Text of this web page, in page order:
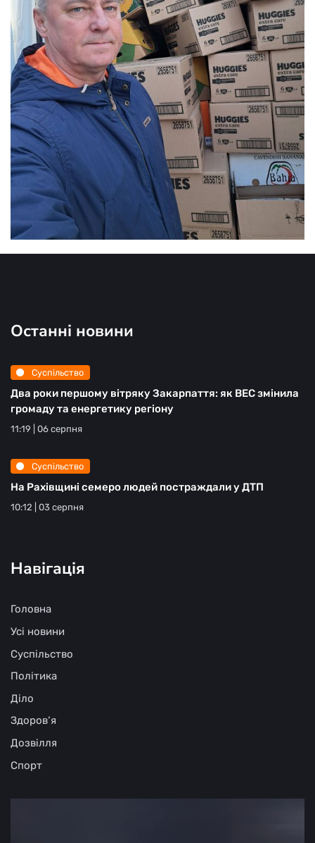
Останні новини
Суспільство
Два роки першому вітряку Закарпаття: як ВЕС змінила
громаду та енергетику регіону
11:19 | 06 серпня
Суспільство
На Рахівщині семеро людей постраждали у ДТП
10:12 | 03 серпня
Навігація
Головна
Усі новини
Суспільство
Політика
Діло
Здоров‘я
Дозвілля
Спорт